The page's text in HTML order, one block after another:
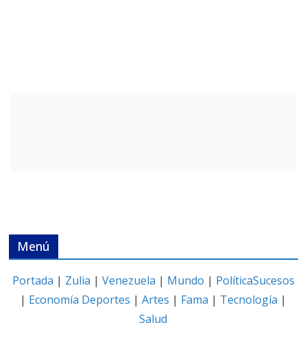
Menú
Portada | Zulia | Venezuela | Mundo | PolíticaSucesos
| Economía Deportes |Artes | Fama | Tecnología |
Salud